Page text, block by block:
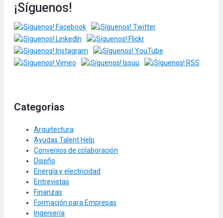
¡Síguenos!
Categorias
Arquitectura
Ayudas Talent Help
Convenios de colaboración
Diseño
Energía y electricidad
Entrevistas
Finanzas
Formación para Empresas
Ingeniería